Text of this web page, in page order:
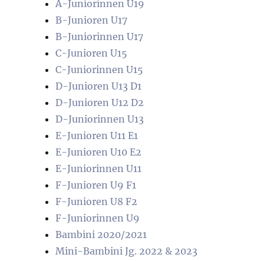
A-Juniorinnen U19
B-Junioren U17
B-Juniorinnen U17
C-Junioren U15
C-Juniorinnen U15
D-Junioren U13 D1
D-Junioren U12 D2
D-Juniorinnen U13
E-Junioren U11 E1
E-Junioren U10 E2
E-Juniorinnen U11
F-Junioren U9 F1
F-Junioren U8 F2
F-Juniorinnen U9
Bambini 2020/2021
Mini-Bambini Jg. 2022 & 2023